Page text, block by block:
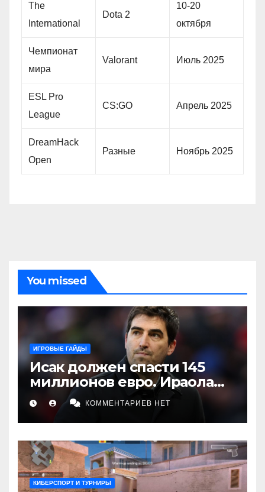
The
International
Dota 2
10-20
октября
Чемпионат
мира
Valorant Июль 2025
ESL Pro
League
CS:GO Апрель 2025
DreamHack
Open
Разные Ноябрь 2025
You missed
ИГРОВЫЕ ГАЙДЫ
Исак должен спасти 145
миллионов евро. Ираола
делает ставку на игрока,
которого «Ливерпуль» пока
не увидел
КОММЕНТАРИЕВ НЕТ
КИБЕРСПОРТ И ТУРНИРЫ